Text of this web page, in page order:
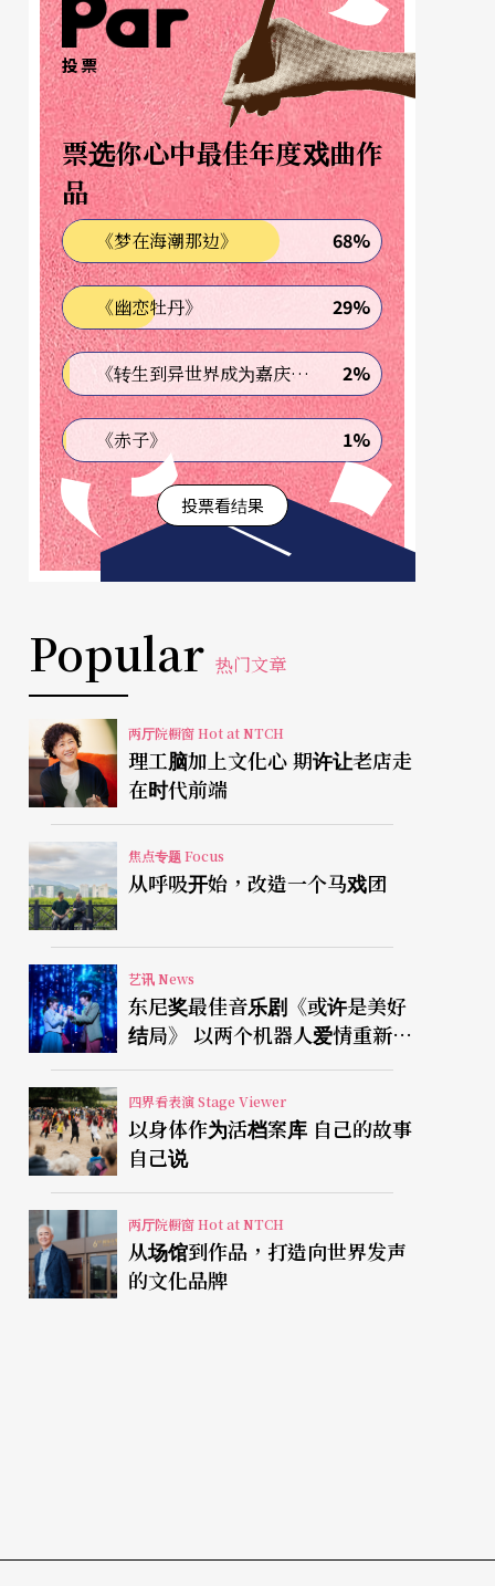
投票
票选你心中最佳年度戏曲作
品
《梦在海潮那边》 68%
《幽恋牡丹》 29%
《转生到异世界成为嘉庆君—发现我的祖先是诈骗集团!?》 2%
《赤子》 1%
投票看结果
Popular 热门文章
两厅院橱窗 Hot at NTCH
理工脑加上文化心 期许让老店走
在时代前端
焦点专题 Focus
从呼吸开始，改造一个马戏团
艺讯 News
东尼奖最佳音乐剧《或许是美好
结局》 以两个机器人爱情重新凝
视有限人生
四界看表演 Stage Viewer
以身体作为活档案库 自己的故事
自己说
两厅院橱窗 Hot at NTCH
从场馆到作品，打造向世界发声
的文化品牌